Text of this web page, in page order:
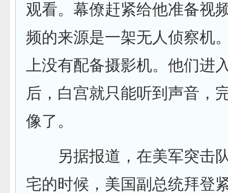
观看。幕僚赶紧给他准备视
频的来源是一架无人侦察机
上没有配备摄影机。他们进
后，白宫就只能听到声音，
像了。
另据报道，在美军突击
宅的时候，美国副总统拜登